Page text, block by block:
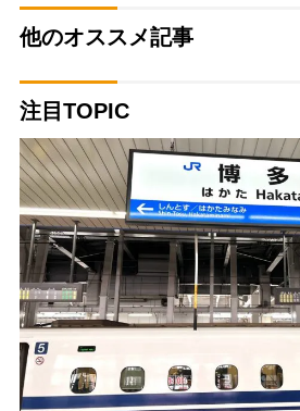
他のオススメ記事
注目TOPIC